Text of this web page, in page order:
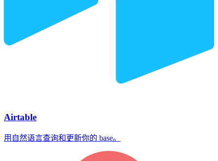
Airtable
用自然语言查询和更新你的 base。